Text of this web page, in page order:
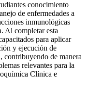
conocimiento
de enfermedades a
inmunológicas
Al completar esta
para aplicar
y ejecución de
contribuyendo de manera
relevantes para la
Clínica e